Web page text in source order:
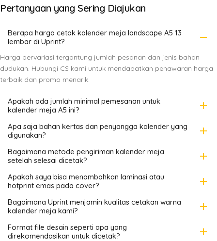
Pertanyaan yang Sering Diajukan
Berapa harga cetak kalender meja landscape A5 13
lembar di Uprint?
remove
Harga bervariasi tergantung jumlah pesanan dan jenis bahan
dudukan. Hubungi CS kami untuk mendapatkan penawaran harga
terbaik dan promo menarik.
Apakah ada jumlah minimal pemesanan untuk
kalender meja A5 ini?
add
Apa saja bahan kertas dan penyangga kalender yang
digunakan?
add
Bagaimana metode pengiriman kalender meja
setelah selesai dicetak?
add
Apakah saya bisa menambahkan laminasi atau
hotprint emas pada cover?
add
Bagaimana Uprint menjamin kualitas cetakan warna
kalender meja kami?
add
Format file desain seperti apa yang
direkomendasikan untuk dicetak?
add